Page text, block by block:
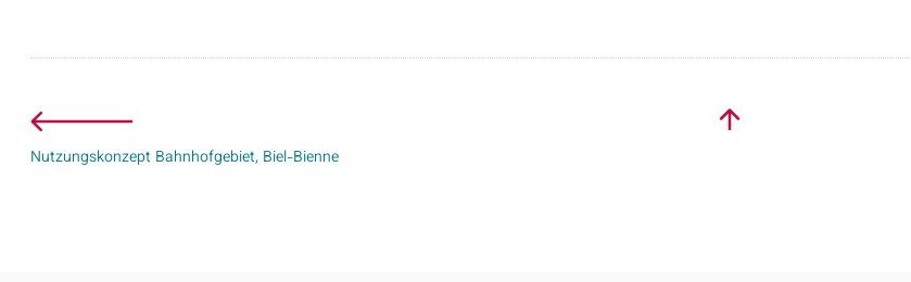
Nutzungskonzept Bahnhofgebiet, Biel-Bienne